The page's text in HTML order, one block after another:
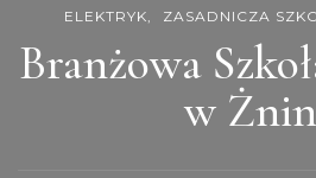
ELEKTRYK ZASADNICZA
Branżowa
w